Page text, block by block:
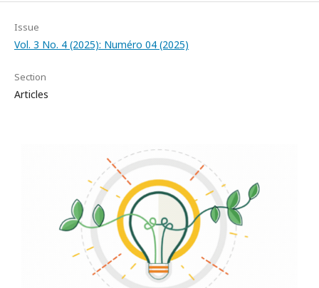
Issue
Vol. 3 No. 4 (2025): Numéro 04 (2025)
Section
Articles